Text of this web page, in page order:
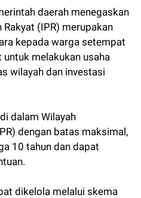
daerah menegaskan
(IPR) merupakan
kepada warga setempat
melakukan usaha
wilayah dan investasi
dalam Wilayah
dengan batas maksimal,
10 tahun dan dapat
dikelola melalui skema